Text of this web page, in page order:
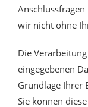
Anschlussfragen
wir nicht ohne
Die
eingegebenen
Grundlage Ihrer
Sie können